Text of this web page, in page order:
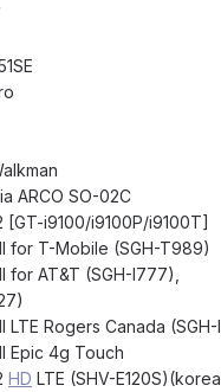
ARCO SO-02C
[GT-i9100/i9100P/i9100T]
for T-Mobile (SGH-T989)
for AT&T (SGH-I777),
LTE Rogers Canada (SGH-
Epic 4g Touch
HD LTE (SHV-